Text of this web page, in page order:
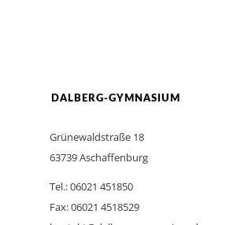
DALBERG-GYMNASIUM
Grünewaldstraße 18
63739 Aschaffenburg
Tel.: 06021 451850
Fax: 06021 4518529